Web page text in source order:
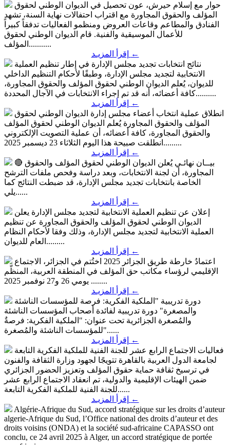
حوار مع إسلام حيرش، عون تحصيل في الديوان الوطني لحقوق
المؤلف والحقوق المجاورة مع اقتراب احتفالات نهاية السنة، تشهد
الفنادق والمطاعم وقاعات العروض ومنظمو الفعاليات تدفقاً كبيراً
للأعمال الموسيقية والفنية. قام الديوان الوطني لحقوق
المؤلف...........
←
نتائج انتخابات تجديد مجلس الإدارة في إطار تنظيم العملية
الانتخابية لتجديد مجلس الإدارة، وطبقًا لأحكام التنظيم الداخلي
للديوان، يُعلم الديوان الوطني لحقوق المؤلف والحقوق المجاورة،
كافة أعضائه، أنه قد تم إجراء الانتخابات في الآجال المحددة..........
←
انطلاق عملية انتخاب أعضاء مجلس إدارة الديوان الوطني لحقوق
المؤلف والحقوق المجاورةيُعلم الديوان الوطني لحقوق المؤلف
والحقوق المجاورة، كافة أعضائه، أن عملية التصويت الإلكتروني
انطلقت صبيحة هذا اليوم الثلاثاء 23 ديسمبر 2025.........
←
🔴 بيــان نهائـييُعلن الديوان الوطني لحقوق المؤلف والحقوق
المجاورة، أن لجنة الانتخابات، وبعد دراسة وفحص ملفات الترشح
الخاصة بانتخابات تجديد مجلس الإدارة، قد ضبطت النتائج كما
يلي......
←
إعلان عن تنظيم العملية الانتخابية لتجديد مجلس الإدارة يعلن
الديوان الوطني لحقوق المؤلف والحقوق المجاورة عن تنظيم
العملية الانتخابية لتجديد مجلس الإدارة، وذلك وفقا لأحكام النظام
العام للديوان.........
←
اعتمادُ خارطة طريق الجزائر 2025
اختُتم في الجزائر، الاجتماع
الإقليمي لرؤساء مكاتب حق المؤلف في المنطقة العربية، المنظّم
يومي 26 و27 نوفمبر 2025 ........
←
دورة تدريبية "الملكية الفكرية: فرصة للمؤسسات الناشئة
والمصغرة" دورة تدريبية لفائدة أصحاب المؤسسات الناشئة
والمُصغرة الجزائرية تحت عنوان: "الملكية الفكرية: فرصةٌ
للمؤسسات الناشئة والمُصغرة"......
←
فعاليات الاجتماع الرابع عشر للجنة الفنية للملكية الفكرية التابعة
لجامعة الدول العربية بالقاهرة تتويجًا لجهود وزارة الثقافة والفنون
في ترسيخ ثقافة حماية حقوق المؤلف وتعزيز الحضور الجزائري
ضمن الهيئات الإقليمية والدولية، تم انعقاد الاجتماع الرابع عشر
للجنة الفنية للملكية الفكرية التابعة......
←
Algérie-Afrique du Sud, accord stratégique sur les droits d’auteur
algerie-Afrique du Sud, l’Office national des droits d’auteur et des
droits voisins (ONDA) et la société sud-africaine CAPASSO ont
conclu, ce 24 avril 2025 à Alger, un accord stratégique de portée